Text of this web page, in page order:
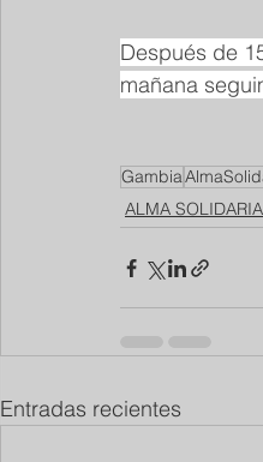
Después de
mañana
Gambia
ALMA
Entradas recientes